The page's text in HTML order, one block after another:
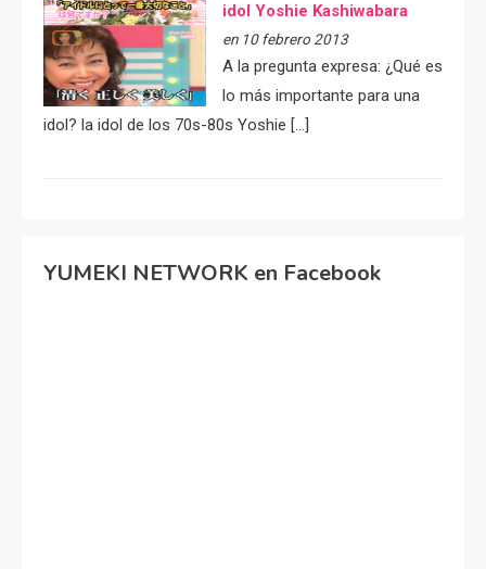
idol Yoshie Kashiwabara
en 10 febrero 2013
A la pregunta expresa: ¿Qué es
lo más importante para una
idol? la idol de los 70s-80s Yoshie […]
YUMEKI NETWORK en Facebook